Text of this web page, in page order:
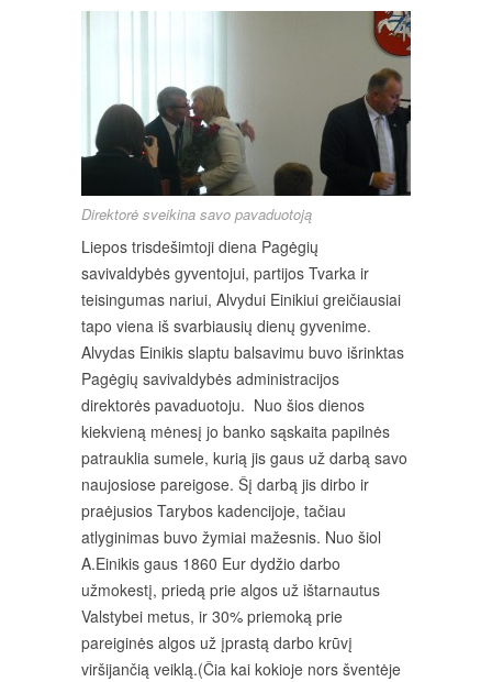
Direktorė sveikina savo pavaduotoją
Liepos trisdešimtoji diena Pagėgių
savivaldybės gyventojui, partijos Tvarka ir
teisingumas nariui, Alvydui Einikiui greičiausiai
tapo viena iš svarbiausių dienų gyvenime.
Alvydas Einikis slaptu balsavimu buvo išrinktas
Pagėgių savivaldybės administracijos
direktorės pavaduotoju. Nuo šios dienos
kiekvieną mėnesį jo banko sąskaita papilnės
patrauklia sumele, kurią jis gaus už darbą savo
naujosiose pareigose. Šį darbą jis dirbo ir
praėjusios Tarybos kadencijoje, tačiau
atlyginimas buvo žymiai mažesnis. Nuo šiol
A.Einikis gaus 1860 Eur dydžio darbo
užmokestį, priedą prie algos už ištarnautus
Valstybei metus, ir 30% priemoką prie
pareiginės algos už įprastą darbo krūvį
viršijančią veiklą.(Čia kai kokioje nors šventėje